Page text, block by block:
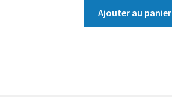
Ajouter au panier